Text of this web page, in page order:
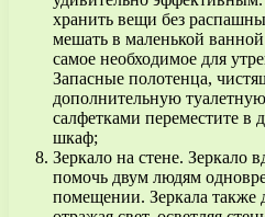
хранить вещи без
мешать в маленькой
самое необходимое для
Запасные полотенца,
дополнительную
салфетками переместите в
шкаф;
Зеркало на стене. Зеркало
помочь двум людям
помещении. Зеркала также